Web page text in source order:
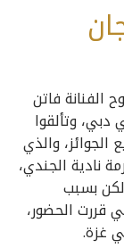
الفنانة فاتن
وتألقوا
والذي
نادية الجندي،
بسبب
قررت الحضور،
غزة.